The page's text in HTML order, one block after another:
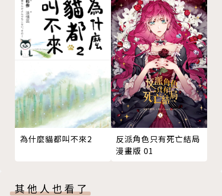
為什麼貓都叫不來2
反派角色只有死亡結局
漫畫版 01
其他人也看了